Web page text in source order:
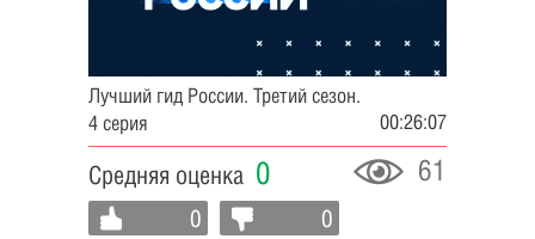
Лучший гид России. Третий сезон.
4 серия
00:26:07
Средняя оценка 0 61
0 0